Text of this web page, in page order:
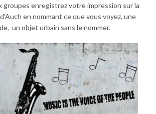
groupes enregistrez votre impression sur la
en nommant ce que vous voyez, une
un objet urbain sans le nommer.